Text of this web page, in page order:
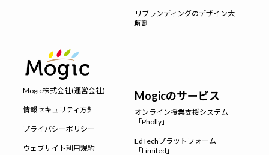
リブランディングのデザイン大
解剖
Mogic株式会社(運営会社)
情報セキュリティ方針
プライバシーポリシー
ウェブサイト利用規約
Mogicのサービス
オンライン授業支援システム
「Pholly」
EdTechプラットフォーム
「Limited」